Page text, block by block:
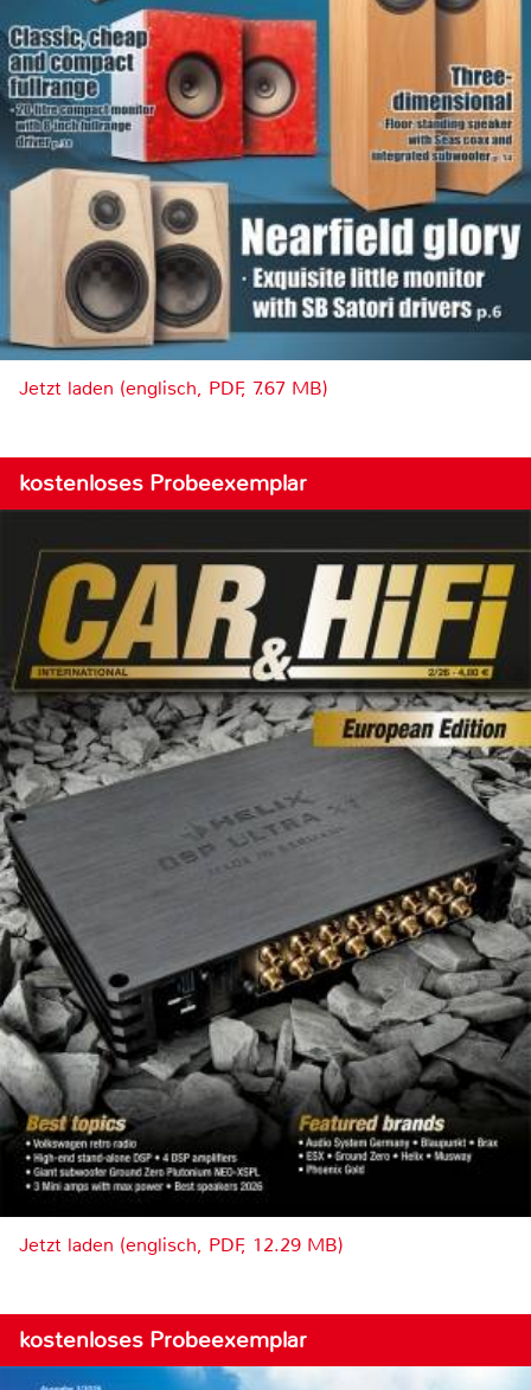
Jetzt laden (englisch, PDF, 7.67 MB)
kostenloses Probeexemplar
Jetzt laden (englisch, PDF, 12.29 MB)
kostenloses Probeexemplar